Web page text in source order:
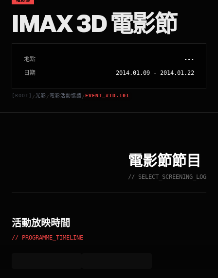
[ROOT] /光影 /電影活動協議 /EVENT_#ID.101
IMAX 3D 電影節
地點
---
日期
2014.01.09 - 2014.01.22
電影節節目
// SELECT_SCREENING_LOG
活動放映時間
// PROGRAMME_TIMELINE